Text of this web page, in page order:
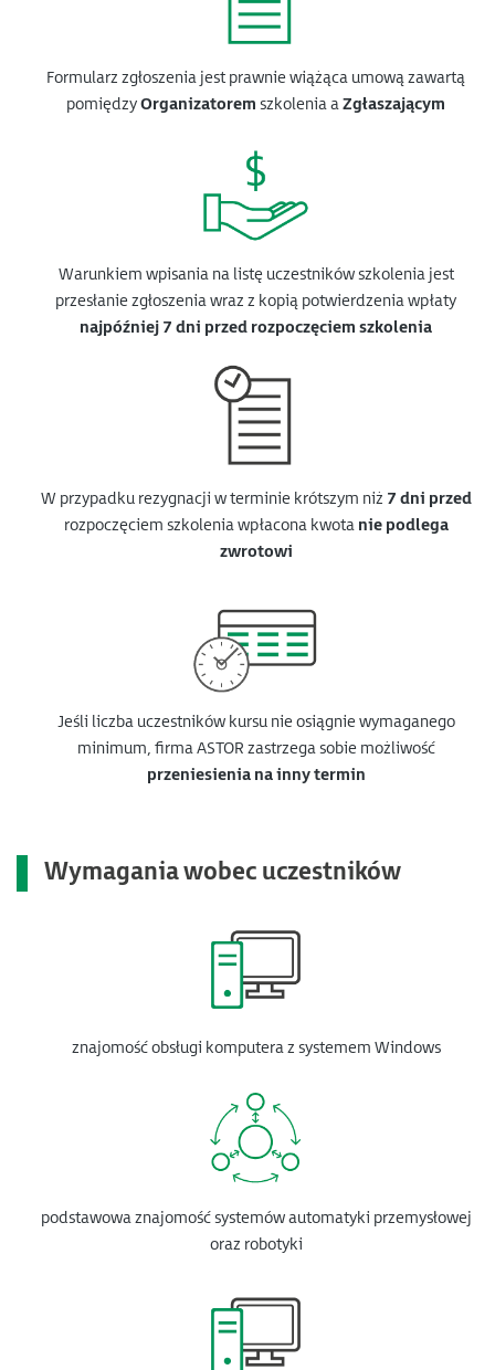
Formularz zgłoszenia jest prawnie wiążąca umową zawartą
pomiędzyOrganizatorem szkolenia aZgłaszającym
Warunkiem wpisania na listę uczestników szkolenia jest
przesłanie zgłoszenia wraz z kopią potwierdzenia wpłaty
najpóźniej 7 dni przed rozpoczęciem szkolenia
W przypadku rezygnacji w terminie krótszym niż 7 dni przed
rozpoczęciem szkolenia wpłacona kwota nie podlega
zwrotowi
Jeśli liczba uczestników kursu nie osiągnie wymaganego
minimum, firma ASTOR zastrzega sobie możliwość
przeniesienia na inny termin
Wymagania wobec uczestników
znajomość obsługi komputera z systemem Windows
podstawowa znajomość systemów automatyki przemysłowej
oraz robotyki